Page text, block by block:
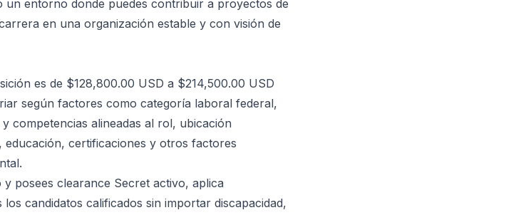
un entorno donde puedes contribuir a proyectos de
en una organización estable y con visión de
es de $128,800.00 USD a $214,500.00 USD
según factores como categoría laboral federal,
competencias alineadas al rol, ubicación
certificaciones y otros factores
posees clearance Secret activo, aplica
candidatos calificados sin importar discapacidad,